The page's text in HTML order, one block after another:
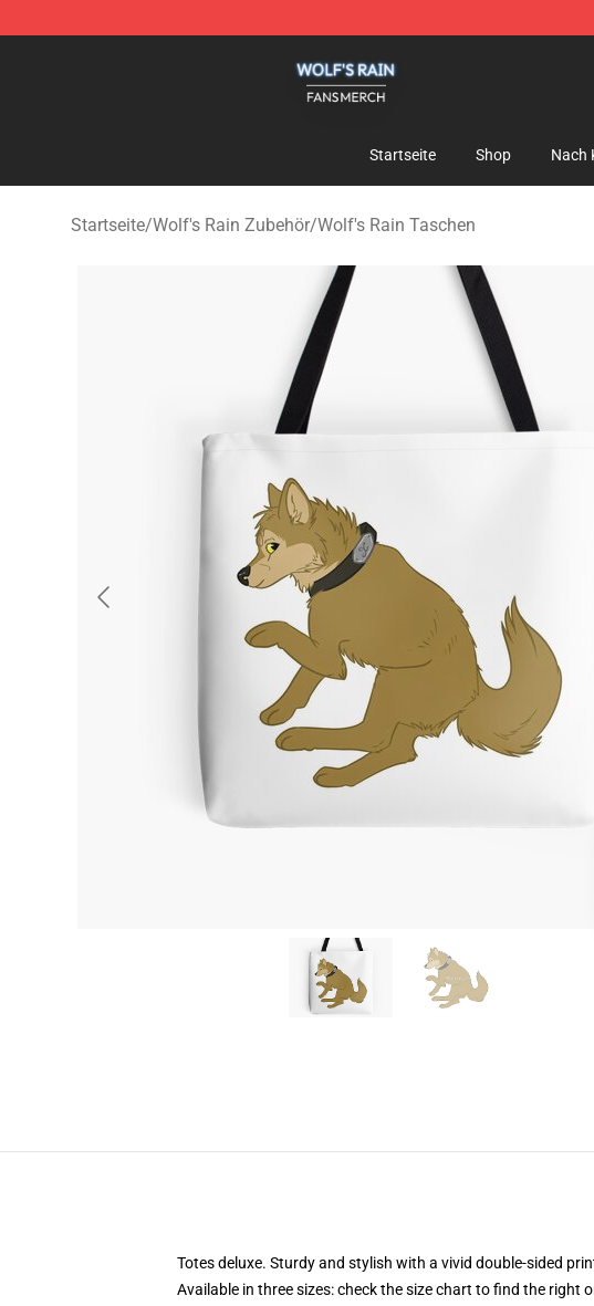
Startseite Shop Nach
Startseite/Wolf's Rain Zubehör/Wolf's Rain Taschen
Totes deluxe. Sturdy and stylish with a vivid double-sided
Available in three sizes: check the size chart to find the right